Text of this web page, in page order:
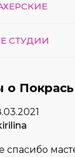
СТУДИИ
о
спасибо